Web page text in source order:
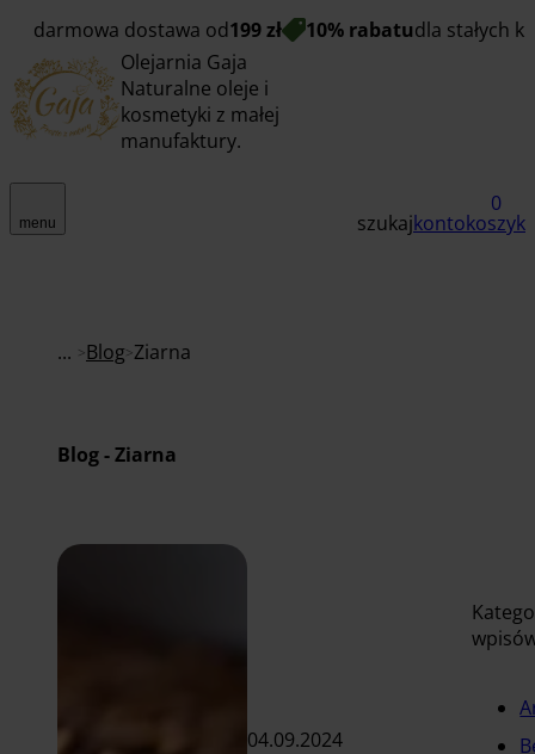
darmowa dostawa od199 zł 10% rabatudla stałych
Olejarnia Gaja
Naturalne oleje i
kosmetyki z małej
manufaktury.
menu szukajkonto
0
koszyk
... Blog Ziarna
Blog - Ziarna
04.09.2024